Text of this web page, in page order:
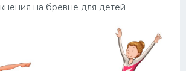
на бревне для детей